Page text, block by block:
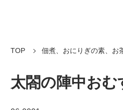
TOP 佃煮、おにりぎの素、お
太閤の陣中おむ